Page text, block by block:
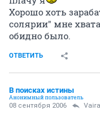
Хорошо хоть
солярии" мне
обидно было.
ОТВЕТИТЬ
В поисках истины
Анонимный пользователь
08 сентября 2006 Vaira